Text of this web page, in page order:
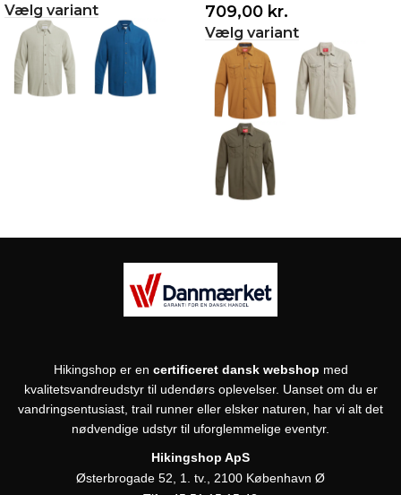
Vælg variant 709,00 kr.
Vælg variant
Hikingshop er en certificeret dansk webshop med
kvalitetsvandreudstyr til udendørs oplevelser. Uanset om du er
vandringsentusiast, trail runner eller elsker naturen, har vi alt det
nødvendige udstyr til uforglemmelige eventyr.
Hikingshop ApS
Østerbrogade 52, 1. tv., 2100 København Ø